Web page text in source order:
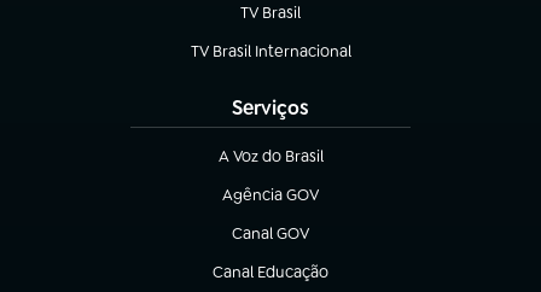
TV Brasil
(abre em nova aba)
TV Brasil Internacional
(abre em nova aba)
Serviços
A Voz do Brasil
(abre em nova aba)
Agência GOV
(abre em nova aba)
Canal GOV
(abre em nova aba)
Canal Educação
(abre em nova aba)